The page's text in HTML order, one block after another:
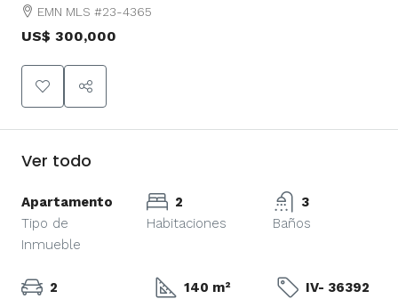
EMN MLS #23-4365
US$ 300,000
Ver todo
Apartamento
Tipo de
Inmueble
2
Habitaciones
3
Baños
2
140 m²
IV- 36392